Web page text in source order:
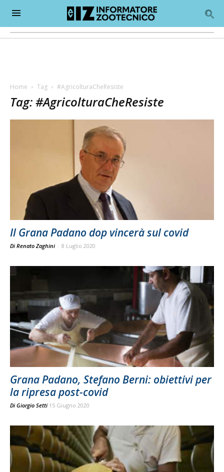
Home Tag #AgricolturaCheResiste
Tag: #AgricolturaCheResiste
Il Grana Padano dop vincerà sul covid
Di Renato Zaghini - 8 Luglio 2020
Grana Padano, Stefano Berni: obiettivi per
la ripresa post-covid
Di Giorgio Setti 15 Giugno 2020